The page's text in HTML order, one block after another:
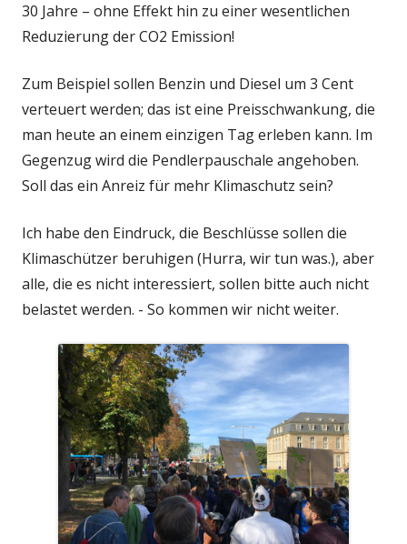
30 Jahre – ohne Effekt hin zu einer wesentlichen
Reduzierung der CO2 Emission!
Zum Beispiel sollen Benzin und Diesel um 3 Cent
verteuert werden; das ist eine Preisschwankung, die
man heute an einem einzigen Tag erleben kann. Im
Gegenzug wird die Pendlerpauschale angehoben.
Soll das ein Anreiz für mehr Klimaschutz sein?
Ich habe den Eindruck, die Beschlüsse sollen die
Klimaschützer beruhigen (Hurra, wir tun was.), aber
alle, die es nicht interessiert, sollen bitte auch nicht
belastet werden. - So kommen wir nicht weiter.